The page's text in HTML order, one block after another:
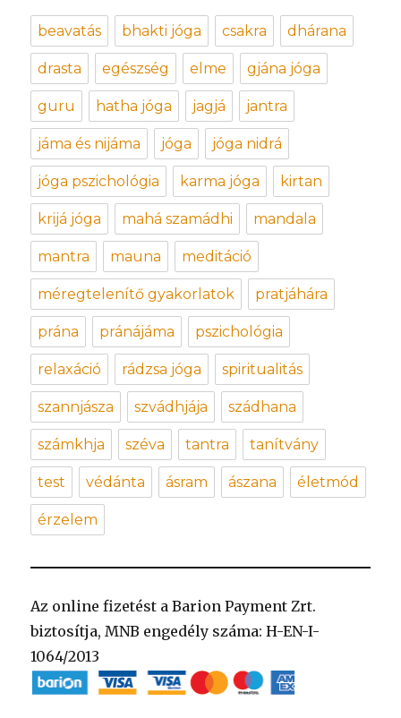
beavatás bhakti jóga csakra dhárana
drasta egészség elme gjána jóga
guru hatha jóga jagjá jantra
jáma és nijáma jóga jóga nidrá
jóga pszichológia karma jóga kirtan
krijá jóga mahá szamádhi mandala
mantra mauna meditáció
méregtelenítő gyakorlatok pratjáhára
prána pránájáma pszichológia
relaxáció rádzsa jóga spiritualitás
szannjásza szvádhjája szádhana
számkhja széva tantra tanítvány
test védánta ásram ászana életmód
érzelem
Az online fizetést a Barion Payment Zrt.
biztosítja, MNB engedély száma: H-EN-I-
1064/2013